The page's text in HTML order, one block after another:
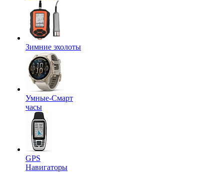
Зимние эхолоты
Умные-Смарт
часы
GPS
Навигаторы